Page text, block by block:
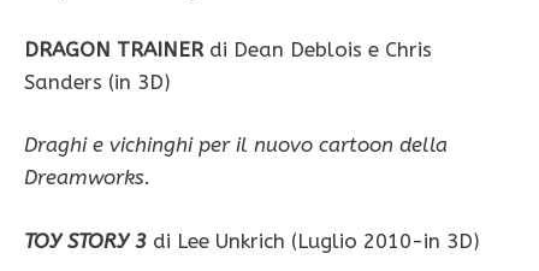
DRAGON TRAINER di Dean Deblois e Chris
Sanders (in 3D)
Draghi e vichinghi per il nuovo cartoon della
Dreamworks.
TOY STORY 3 di Lee Unkrich (Luglio 2010-in 3D)